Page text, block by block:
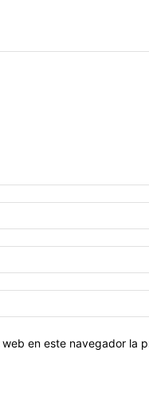
en este navegador la